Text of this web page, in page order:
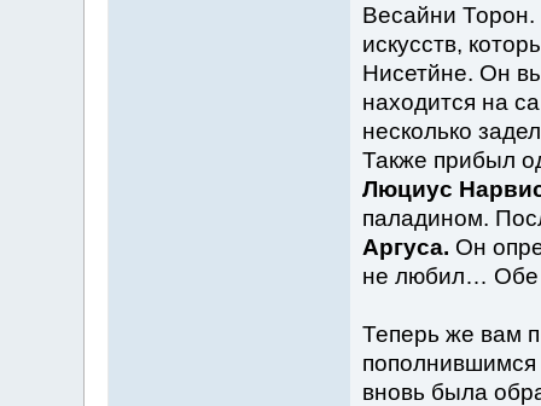
Весайни Торон.
искусств,
Нисетйне. Он
находится на
несколько
Также прибыл
Люциус
паладином.
Аргуса. Он
не любил… Обе
Теперь же вам
вновь была